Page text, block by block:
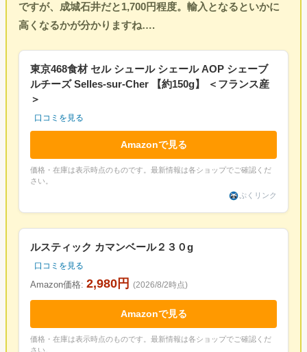
ですが、成城石井だと1,700円程度。輸入となるといかに
高くなるかが分かりますね….
東京468食材 セル シュール シェール AOP シェーブ
ルチーズ Selles-sur-Cher 【約150g】 ＜フランス産
＞
口コミを見る
Amazonで見る
価格・在庫は表示時点のものです。最新情報は各ショップでご確認くだ
さい。
ぷくリンク
ルスティック カマンベール２３０g
口コミを見る
Amazon価格:2,980円(2026/8/2時点)
Amazonで見る
価格・在庫は表示時点のものです。最新情報は各ショップでご確認くだ
さい。